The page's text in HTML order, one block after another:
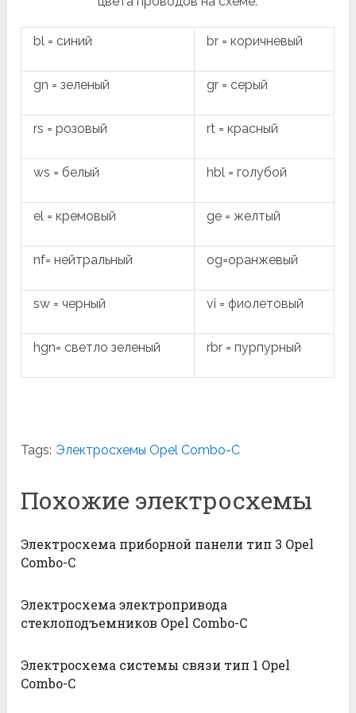
bl = синий br = коричневый
gn = зеленый gr = серый
rs = розовый rt = красный
ws = белый hbl = голубой
el = кремовый ge = желтый
nf= нейтральный og=оранжевый
sw = черный vi = фиолетовый
hgn= светло зеленый rbr = пурпурный
Tags: Электросхемы Opel Combo-С
Похожие электросхемы
Электросхема приборной панели тип 3 Opel
Combo-С
Электросхема электропривода
стеклоподъемников Opel Combo-С
Электросхема системы связи тип 1 Opel
Combo-С